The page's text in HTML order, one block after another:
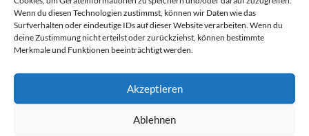
Wenn du diesen Technologien zustimmst, können wir Daten wie das
Surfverhalten oder eindeutige IDs auf dieser Website verarbeiten. Wenn du
deine Zustimmung nicht erteilst oder zurückziehst, können bestimmte
Merkmale und Funktionen beeinträchtigt werden.
Akzeptieren
Ablehnen
logodcnh_166.gif
27. DEZEMBER 2016 109x109 PX